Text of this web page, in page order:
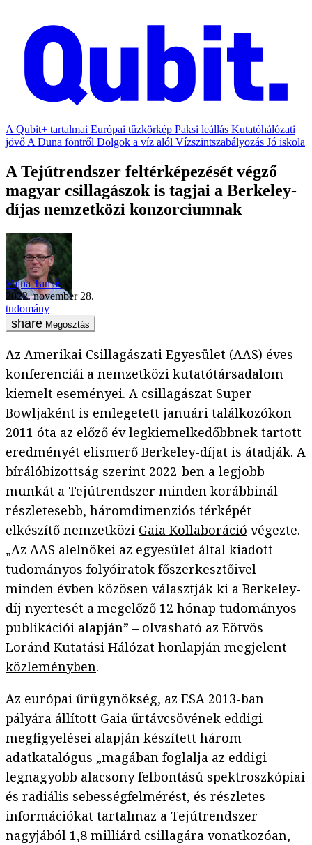
A Qubit+ tartalmai Európai tűzkörkép Paksi leállás Kutatóhálózati
jövő A Duna föntről Dolgok a víz alól Vízszintszabályozás Jó iskola
A Tejútrendszer feltérképezését végző
magyar csillagászok is tagjai a Berkeley-
díjas nemzetközi konzorciumnak
Vajna Tamás
2022. november 28.
tudomány
Megosztás
Az Amerikai Csillagászati Egyesület (AAS) éves
konferenciái a nemzetközi kutatótársadalom
kiemelt eseményei. A csillagászat Super
Bowljaként is emlegetett januári találkozókon
2011 óta az előző év legkiemelkedőbbnek tartott
eredményét elismerő Berkeley-díjat is átadják. A
bírálóbizottság szerint 2022-ben a legjobb
munkát a Tejútrendszer minden korábbinál
részletesebb, háromdimenziós térképét
elkészítő nemzetközi Gaia Kollaboráció végezte.
„Az AAS alelnökei az egyesület által kiadott
tudományos folyóiratok főszerkesztőivel
minden évben közösen választják ki a Berkeley-
díj nyertesét a megelőző 12 hónap tudományos
publikációi alapján” – olvasható az Eötvös
Loránd Kutatási Hálózat honlapján megjelent
közleményben.
Az európai űrügynökség, az ESA 2013-ban
pályára állított Gaia űrtávcsövének eddigi
megfigyelései alapján készített három
adatkatalógus „magában foglalja az eddigi
legnagyobb alacsony felbontású spektroszkópiai
és radiális sebességfelmérést, és részletes
információkat tartalmaz a Tejútrendszer
nagyjából 1,8 milliárd csillagára vonatkozóan,